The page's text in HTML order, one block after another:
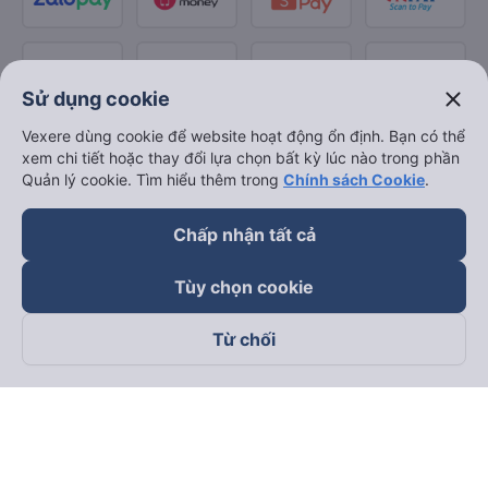
Theo dõi chúng tôi trên
Sử dụng cookie close
Vexere dùng cookie để website hoạt động ổn định. Bạn có thể
xem chi tiết hoặc thay đổi lựa chọn bất kỳ lúc nào trong phần
Quản lý cookie. Tìm hiểu thêm trong Chính sách Cookie.
Chấp nhận tất cả
Tùy chọn cookie
Từ chối